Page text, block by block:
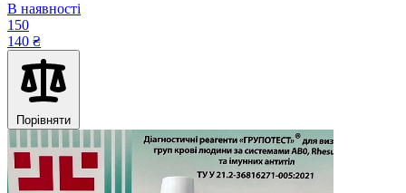
В наявності
150
140 ₴
Порівняти